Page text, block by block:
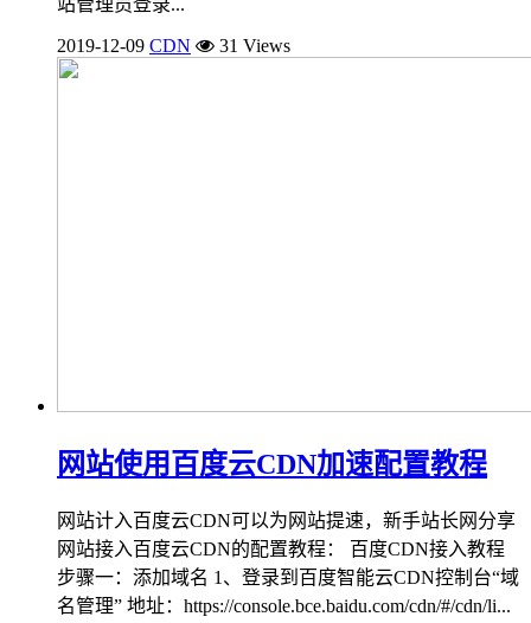
2019-12-09 CDN 31 Views
网站使用百度云CDN加速配置教程
网站计入百度云CDN可以为网站提速，新手站长网分享
网站接入百度云CDN的配置教程： 百度CDN接入教程
步骤一：添加域名 1、登录到百度智能云CDN控制台“域
名管理” 地址：https://console.bce.baidu.com/cdn/#/cdn/li...